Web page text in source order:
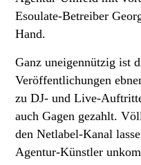
Esoulate-Betreiber
Hand.
Ganz uneigennützig ist
Veröffentlichungen
zu DJ- und Live-
auch Gagen gezahlt.
den Netlabel-Kanal
Agentur-Künstler